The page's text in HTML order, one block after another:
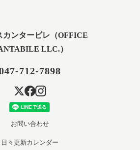
カンタービレ（OFFICE
LLC.）
712-7898
お問い合わせ
日々更新カレンダー